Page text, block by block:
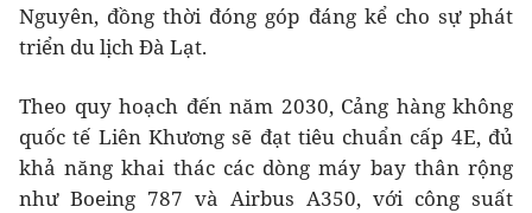
Nguyên, đồng thời đóng góp đáng kể cho sự phát
triển du lịch Đà Lạt.
Theo quy hoạch đến năm 2030, Cảng hàng không
quốc tế Liên Khương sẽ đạt tiêu chuẩn cấp 4E, đủ
khả năng khai thác các dòng máy bay thân rộng
như Boeing 787 và Airbus A350, với công suất